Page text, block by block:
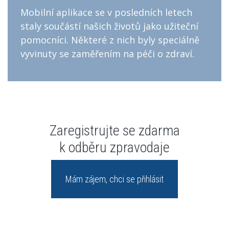
Mobilní aplikace se v posledních letech
staly součástí našich životů jako užiteční
pomocníci. Některé z nich byly speciálně
vyvinuty se zaměřením na péči o zdraví.
Zaregistrujte se zdarma
k odběru zpravodaje
Mám zájem, chci se přihlásit